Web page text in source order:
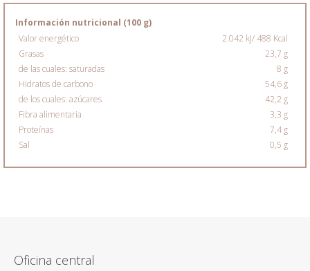
Información nutricional (100 g)
Valor energético
2.042 kJ/ 488 Kcal
Grasas
23,7 g
de las cuales: saturadas
8 g
Hidratos de carbono
54,6 g
de los cuales: azúcares
42,2 g
Fibra alimentaria
3,3 g
Proteínas
7,4 g
Sal
0,5 g
Oficina central